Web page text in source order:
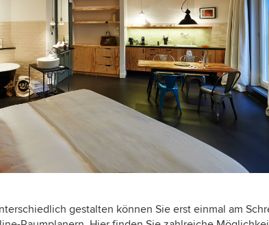
gestalten können Sie erst einmal am